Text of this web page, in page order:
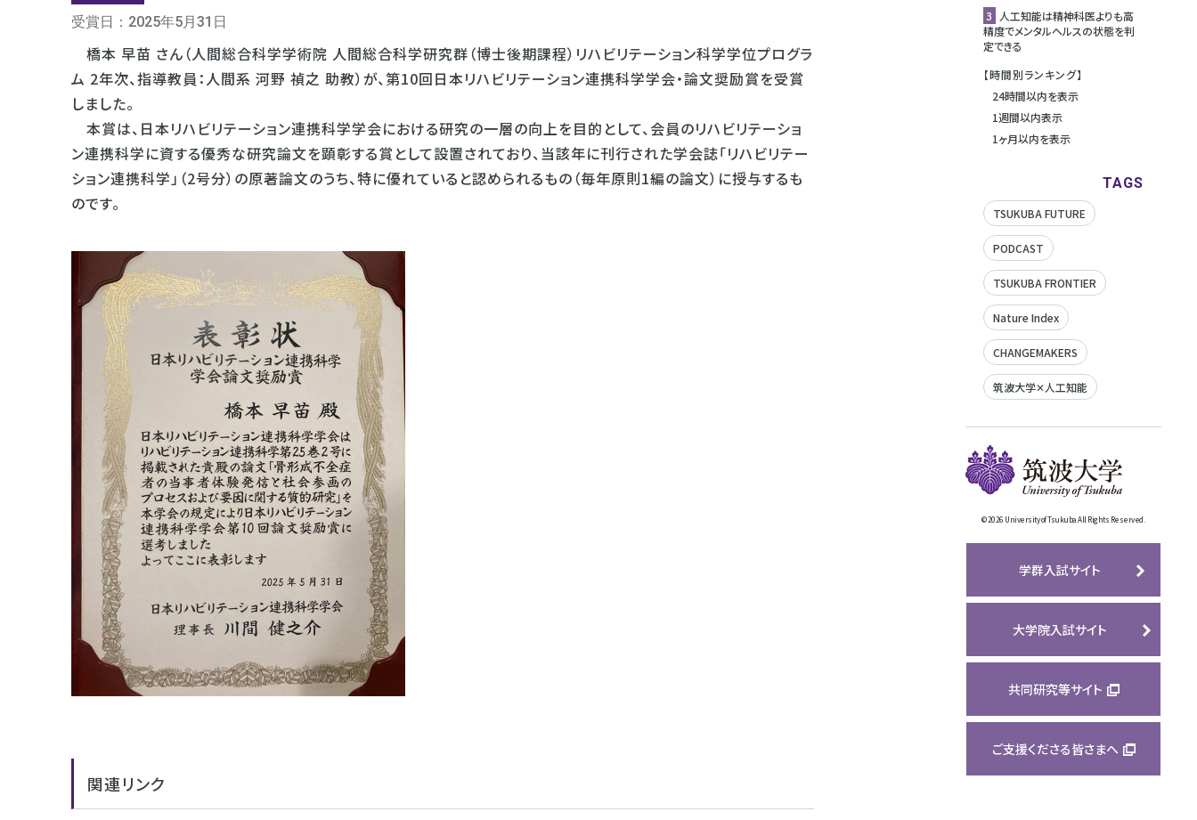
受賞日：2025年5月31日
橋本 早苗 さん（人間総合科学学術院 人間総合科学研究群（博士後期課程）リハビリテーション科学学位プログラ
ム 2年次、指導教員：人間系 河野 禎之 助教）が、第10回日本リハビリテーション連携科学学会・論文奨励賞を受賞
しました。
本賞は、日本リハビリテーション連携科学学会における研究の一層の向上を目的として、会員のリハビリテーショ
ン連携科学に資する優秀な研究論文を顕彰する賞として設置されており、当該年に刊行された学会誌「リハビリテー
ション連携科学」（2号分）の原著論文のうち、特に優れていると認められるもの（毎年原則1編の論文）に授与するも
のです。
関連リンク
3
人工知能は精神科医よりも高
精度でメンタルヘルスの状態を判
定できる
【時間別ランキング】
24時間以内を表示
1週間以内表示
1ヶ月以内を表示
TAGS
TSUKUBA FUTURE
PODCAST
TSUKUBA FRONTIER
Nature Index
CHANGEMAKERS
筑波大学✕人工知能
©2026 University of Tsukuba All Rights Reserved.
学群入試サイト
大学院入試サイト
共同研究等サイト
ご支援くださる皆さまへ